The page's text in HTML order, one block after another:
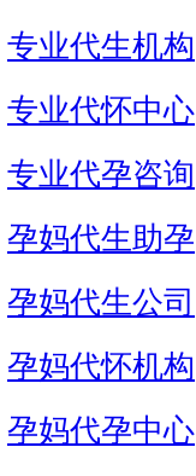
专业代生机构
专业代怀中心
专业代孕咨询
孕妈代生助孕
孕妈代生公司
孕妈代怀机构
孕妈代孕中心